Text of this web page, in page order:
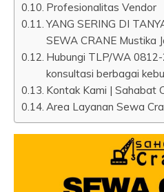
Profesionalitas Vendor
YANG SERING DI
SEWA CRANE Mustika
Hubungi TLP/WA
konsultasi berbagai
Kontak Kami | Sahabat
Area Layanan Sewa